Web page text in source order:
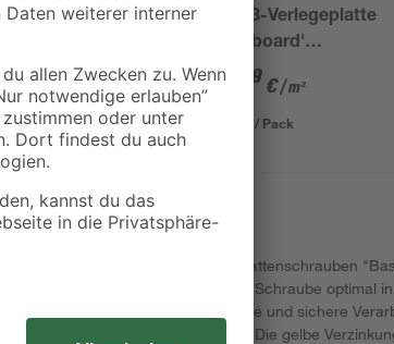
sägerau 2500 x
,23 €
€ / Meter
OSB3-Verlegeplatte
'Cityboard'
ungeschliffen 1690 x
634 x 15 mm
7 59 €/ m²
8,12 € / Pack
schnell und akkurat mit den Spanplattenschrauben
Sie einen Torx-Bit, um die Schraube optimal
Teilgewinde ermöglicht eine einfache und sichere
mit dem Werkstück abschließt. Die gelbe